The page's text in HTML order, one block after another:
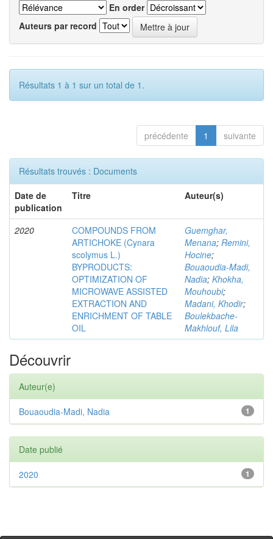
En order
Auteurs par record
Résultats 1 à 1 sur un total de 1.
précédente 1 suivante
Résultats trouvés : Documents
Date de
publication
Titre Auteur(s)
2020
COMPOUNDS FROM
ARTICHOKE (Cynara
scolymus L.)
BYPRODUCTS:
OPTIMIZATION OF
MICROWAVE ASSISTED
EXTRACTION AND
ENRICHMENT OF TABLE
OIL
Guemghar,
Menana; Remini,
Hocine;
Bouaoudia-Madi,
Nadia; Khokha,
Mouhoubi;
Madani, Khodir;
Boulekbache-
Makhlouf, Lila
Découvrir
Auteur(e)
1
Bouaoudia-Madi, Nadia
Date publié
1
2020